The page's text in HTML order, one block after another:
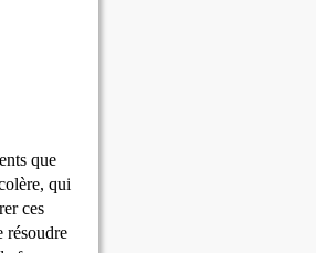
que
qui
ces
résoudre